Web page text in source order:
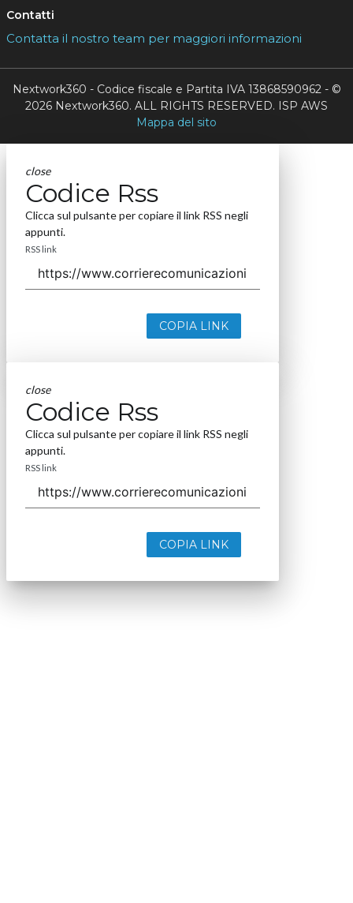
Contatti
Contatta il nostro team per maggiori informazioni
Nextwork360 - Codice fiscale e Partita IVA 13868590962 - ©
2026 Nextwork360. ALL RIGHTS RESERVED. ISP AWS
Mappa del sito
close
Codice Rss
Clicca sul pulsante per copiare il link RSS negli
appunti.
RSS link
COPIA LINK
close
Codice Rss
Clicca sul pulsante per copiare il link RSS negli
appunti.
RSS link
COPIA LINK